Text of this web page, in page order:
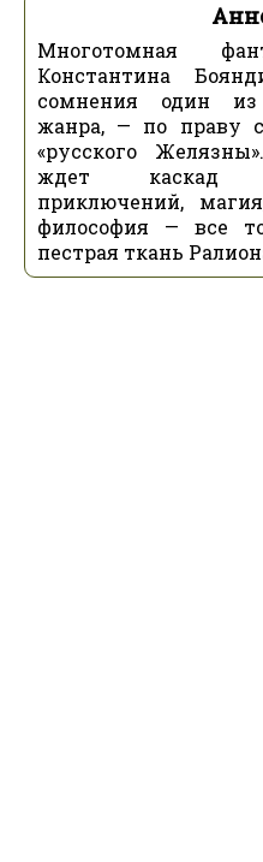
Многотомная
Константина
сомнения один
жанра, — по праву
«русского
ждет каскад
приключений,
философия — все
пестрая ткань